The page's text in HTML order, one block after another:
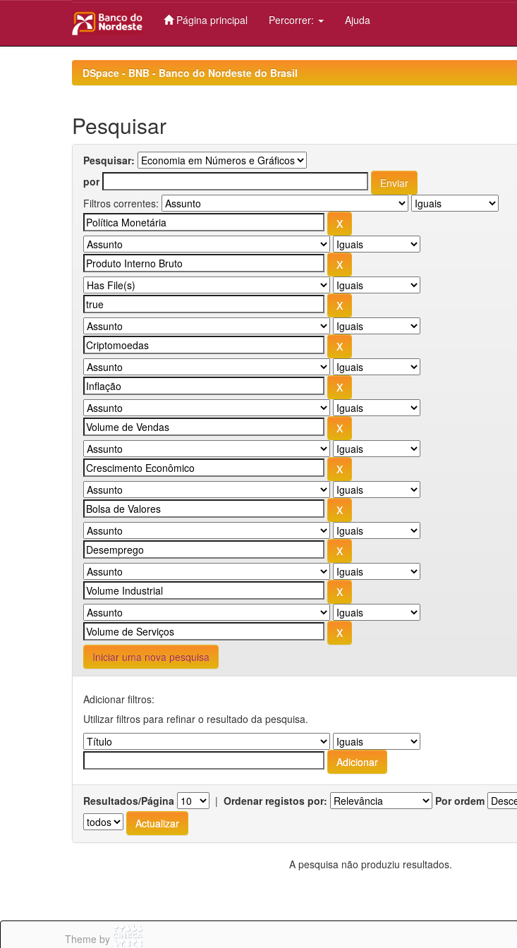
Página principal Percorrer: Ajuda
DSpace - BNB - Banco do Nordeste do Brasil
Pesquisar
Pesquisar:
por
Filtros correntes:
Iniciar uma nova pesquisa
Adicionar filtros:
Utilizar filtros para refinar o resultado da pesquisa.
Resultados/Página | Ordenar registos por: Por ordem
A pesquisa não produziu resultados.
Theme by